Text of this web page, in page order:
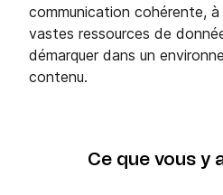
communication cohérente,
vastes ressources de
démarquer dans un
contenu.
Ce que vous y